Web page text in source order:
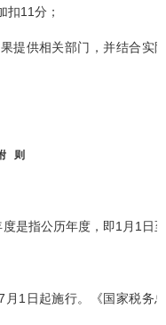
扣11分；
提供相关部门，并结合实际
则
是指公历年度，即1月1日
1日起施行。《国家税务